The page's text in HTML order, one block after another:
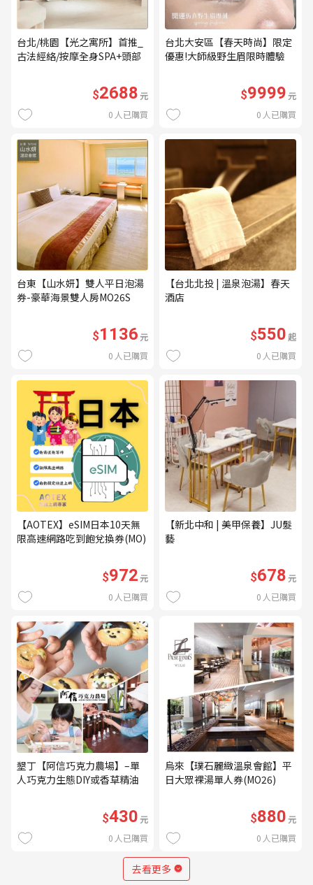
台北/桃園【光之寓所】首推_
古法經絡/按摩全身SPA+頭部
$2688元
0 人已購買
台北大安區【春天時尚】限定
優惠!大師級野生眉限時體驗
優惠券（無補色） (MO)
$9999元
0 人已購買
台東【山水妍】雙人平日泡湯
券-豪華海景雙人房MO26S
$1136元
0 人已購買
【台北北投 | 溫泉泡湯】春天
酒店
$550起
0 人已購買
【AOTEX】eSIM日本10天無
限高速網路吃到飽兌換券(MO)
$972元
0 人已購買
【新北中和 | 美甲保養】JU髮
藝
$678元
0 人已購買
墾丁【阿信巧克力農場】–單
人巧克力生態DIY或香草精油
$430元
0 人已購買
烏來【璞石麗緻溫泉會館】平
日大眾裸湯單人券(MO26)
$880元
0 人已購買
去看更多